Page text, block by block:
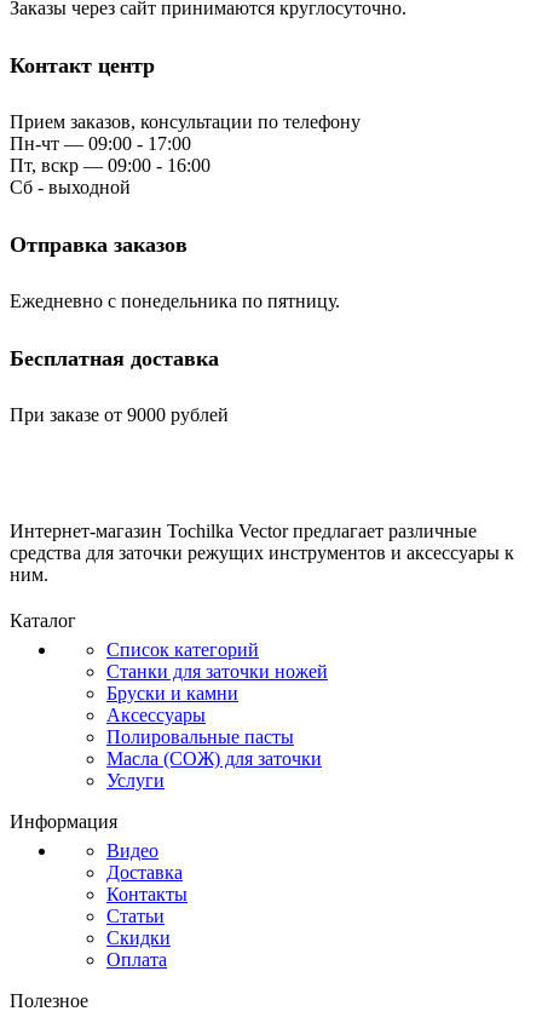
Заказы через сайт принимаются круглосуточно.
Контакт центр
Прием заказов, консультации по телефону
Пн-чт — 09:00 - 17:00
Пт, вскр — 09:00 - 16:00
Сб - выходной
Отправка заказов
Ежедневно с понедельника по пятницу.
Бесплатная доставка
При заказе от 9000 рублей
Интернет-магазин Tochilka Vector предлагает различные
средства для заточки режущих инструментов и аксессуары к
ним.
Каталог
Список категорий
Станки для заточки ножей
Бруски и камни
Аксессуары
Полировальные пасты
Масла (СОЖ) для заточки
Услуги
Информация
Видео
Доставка
Контакты
Статьи
Скидки
Оплата
Полезное